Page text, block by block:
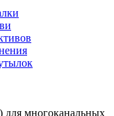
для многоканальных